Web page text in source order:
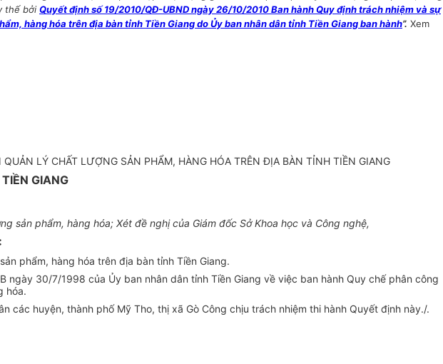
thế bởi Quyết định số 19/2010/QĐ-UBND ngày 26/10/2010 Ban hành Quy định trách nhiệm và sự
hàng hóa trên địa bàn tỉnh Tiền Giang do Ủy ban nhân dân tỉnh Tiền Giang ban hành”. Xem
LÝ CHẤT LƯỢNG SẢN PHẨM, HÀNG HÓA TRÊN ĐỊA BÀN TỈNH TIỀN GIANG
GIANG
sản phẩm, hàng hóa; Xét đề nghị của Giám đốc Sở Khoa học và Công nghệ,
phẩm, hàng hóa trên địa bàn tỉnh Tiền Giang.
30/7/1998 của Ủy ban nhân dân tỉnh Tiền Giang về việc ban hành Quy chế phân công
hóa.
các huyện, thành phố Mỹ Tho, thị xã Gò Công chịu trách nhiệm thi hành Quyết định này./.